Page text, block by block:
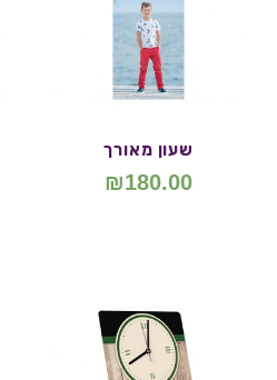
שעון מאורך
₪180.00